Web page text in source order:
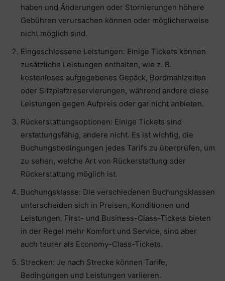
haben und Änderungen oder Stornierungen höhere
Gebühren verursachen können oder möglicherweise
nicht möglich sind.
Eingeschlossene Leistungen: Einige Tickets können
zusätzliche Leistungen enthalten, wie z. B.
kostenloses aufgegebenes Gepäck, Bordmahlzeiten
oder Sitzplatzreservierungen, während andere diese
Leistungen gegen Aufpreis oder gar nicht anbieten.
Rückerstattungsoptionen: Einige Tickets sind
erstattungsfähig, andere nicht. Es ist wichtig, die
Buchungsbedingungen jedes Tarifs zu überprüfen, um
zu sehen, welche Art von Rückerstattung oder
Rückerstattung möglich ist.
Buchungsklasse: Die verschiedenen Buchungsklassen
unterscheiden sich in Preisen, Konditionen und
Leistungen. First- und Business-Class-Tickets bieten
in der Regel mehr Komfort und Service, sind aber
auch teurer als Economy-Class-Tickets.
Strecken: Je nach Strecke können Tarife,
Bedingungen und Leistungen variieren.